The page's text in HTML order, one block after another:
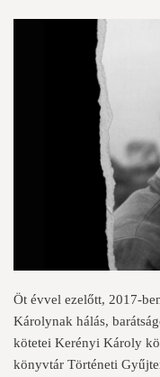
Öt évvel ezelőtt, 2017-
Károlynak hálás,
kötetei Kerényi Károly
könyvtár Történeti